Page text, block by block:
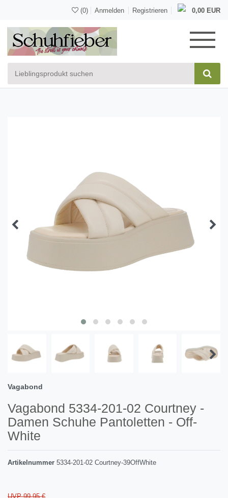
(0) Anmelden Registrieren 0,00 EUR
Vagabond
Vagabond 5334-201-02 Courtney -
Damen Schuhe Pantoletten - Off-
White
Artikelnummer 5334-201-02 Courtney-39OffWhite
UVP 99,95 €